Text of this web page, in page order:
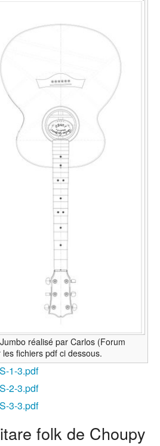
réalisé par Carlos (Forum
fichiers pdf ci dessous.
1-3.pdf‎
2-3.pdf‎
3-3.pdf‎
folk de Choupy